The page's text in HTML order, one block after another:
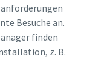
Besuche an.
finden
z. B.